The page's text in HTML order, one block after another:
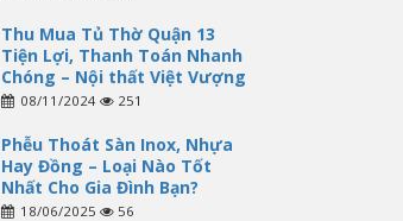
Thu Mua Tủ Thờ Quận 13
Tiện Lợi, Thanh Toán Nhanh
Chóng – Nội thất Việt Vượng
08/11/2024 251
Phễu Thoát Sàn Inox, Nhựa
Hay Đồng – Loại Nào Tốt
Nhất Cho Gia Đình Bạn?
18/06/2025 56